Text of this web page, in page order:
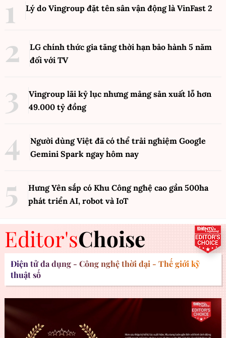
Lý do Vingroup đặt tên sân vận động là VinFast 2
LG chính thức gia tăng thời hạn bảo hành 5 năm
đối với TV
Vingroup lãi kỷ lục nhưng mảng sản xuất lỗ hơn
49.000 tỷ đồng
Người dùng Việt đã có thể trải nghiệm Google
Gemini Spark ngay hôm nay
Hưng Yên sắp có Khu Công nghệ cao gần 500ha
phát triển AI, robot và IoT
Editor'sChoise
Điện tử đa dụng - Công nghệ thời đại - Thế giới kỹ
thuật số